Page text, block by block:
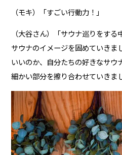
（モキ）「すごい行動力！」
（大谷さん）「サウナ巡りをす
サウナのイメージを固めていきま
いいのか、自分たちの好きなサウ
細かい部分を擦り合わせていきま